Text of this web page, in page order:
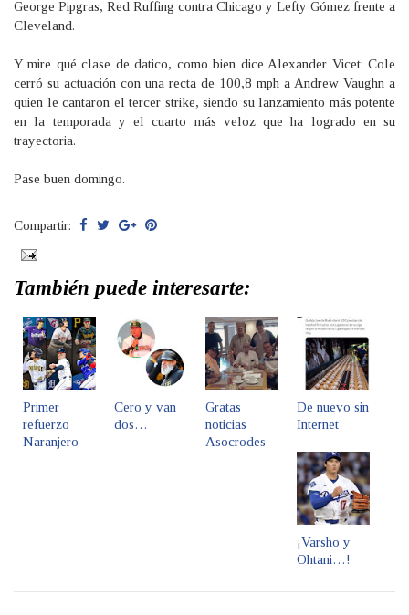
George Pipgras, Red Ruffing contra Chicago y Lefty Gómez frente a
Cleveland.
Y mire qué clase de datico, como bien dice Alexander Vicet: Cole
cerró su actuación con una recta de 100,8 mph a Andrew Vaughn a
quien le cantaron el tercer strike, siendo su lanzamiento más potente
en la temporada y el cuarto más veloz que ha logrado en su
trayectoria.
Pase buen domingo.
Compartir:
También puede interesarte:
Primer
refuerzo
Naranjero
Cero y van
dos…
Gratas
noticias
Asocrodes
De nuevo sin
Internet
¡Varsho y
Ohtani…!